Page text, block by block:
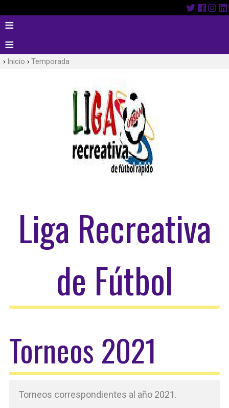
Inicio Temporada
Liga Recreativa
de Fútbol
Torneos 2021
Torneos correspondientes al año 2021.